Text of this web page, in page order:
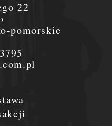
22
pomorskie